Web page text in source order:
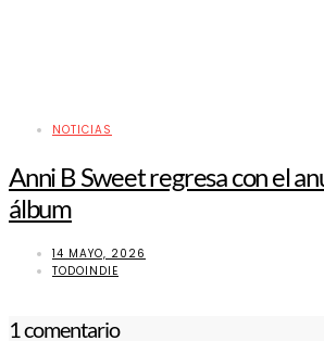
NOTICIAS
Anni B Sweet regresa con el
álbum
14 MAYO, 2026
TODOINDIE
1 comentario